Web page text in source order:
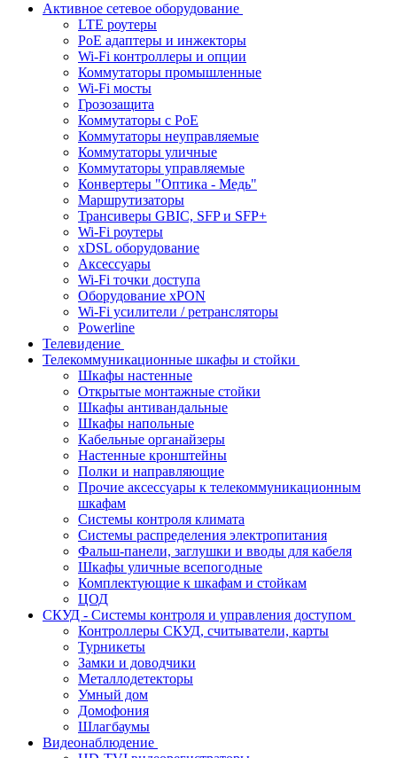
Активное сетевое оборудование
LTE роутеры
PoE адаптеры и инжекторы
Wi-Fi контроллеры и опции
Коммутаторы промышленные
Wi-Fi мосты
Грозозащита
Коммутаторы c PoE
Коммутаторы неуправляемые
Коммутаторы уличные
Коммутаторы управляемые
Конвертеры "Оптика - Медь"
Маршрутизаторы
Трансиверы GBIC, SFP и SFP+
Wi-Fi роутеры
xDSL оборудование
Аксессуары
Wi-Fi точки доступа
Оборудование хPON
Wi-Fi усилители / ретрансляторы
Powerline
Телевидение
Телекоммуникационные шкафы и стойки
Шкафы настенные
Открытые монтажные стойки
Шкафы антивандальные
Шкафы напольные
Кабельные органайзеры
Настенные кронштейны
Полки и направляющие
Прочие аксессуары к телекоммуникационным
шкафам
Системы контроля климата
Системы распределения электропитания
Фальш-панели, заглушки и вводы для кабеля
Шкафы уличные всепогодные
Комплектующие к шкафам и стойкам
ЦОД
СКУД - Системы контроля и управления доступом
Контроллеры СКУД, считыватели, карты
Турникеты
Замки и доводчики
Металлодетекторы
Умный дом
Домофония
Шлагбаумы
Видеонаблюдение